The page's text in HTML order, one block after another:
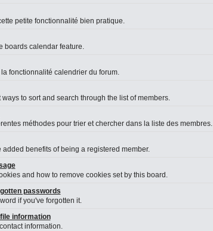
petite fonctionnalité bien pratique.
boards calendar feature.
fonctionnalité calendrier du forum.
to sort and search through the list of members.
méthodes pour trier et chercher dans la liste des membres.
added benefits of being a registered member.
and how to remove cookies set by this board.
passwords
if you've forgotten it.
information
information.